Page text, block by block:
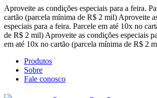
Aproveite as condições especiais para a feira.
cartão (parcela mínima de R$ 2 mil) Aproveite
especiais para a feira. Parcele em até 10x no
de R$ 2 mil) Aproveite as condições especiais
em até 10x no cartão (parcela mínima de R$ 2
Produtos
Sobre
Fale conosco